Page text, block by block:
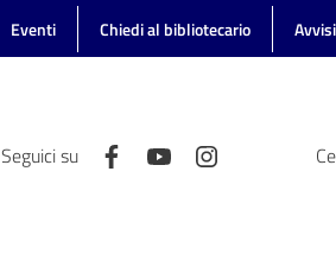
Eventi Chiedi al bibliotecario Avvisi
Seguici su